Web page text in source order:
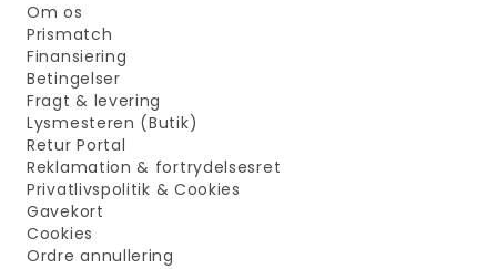
Om os
Prismatch
Finansiering
Betingelser
Fragt & levering
Lysmesteren (Butik)
Retur Portal
Reklamation & fortrydelsesret
Privatlivspolitik & Cookies
Gavekort
Cookies
Ordre annullering